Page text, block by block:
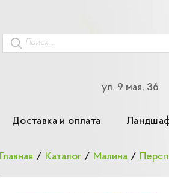
ул. 9 мая, 36
Доставка и оплата
Главная / Каталог / Малина /